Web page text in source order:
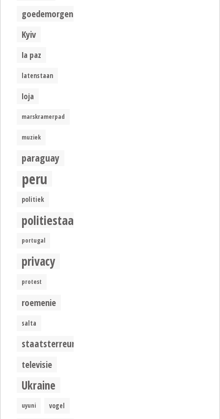
goedemorgen
Kyiv
la paz
latenstaan
loja
marskramerpad
muziek
paraguay
peru
politiek
politiestaat
portugal
privacy
protest
roemenie
salta
staatsterreur
televisie
Ukraine
uyuni vogel